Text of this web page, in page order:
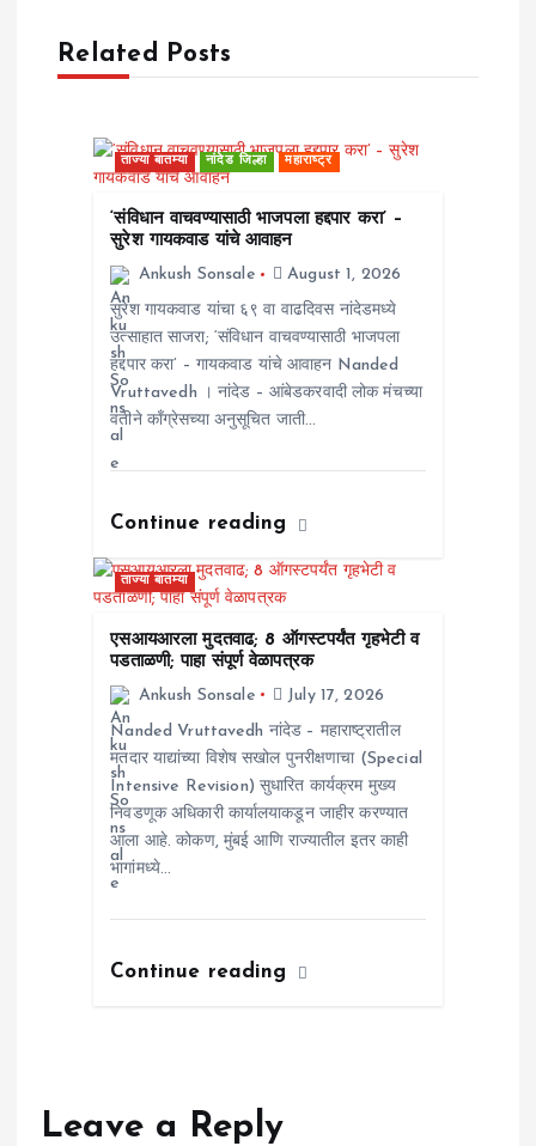
vRelated Posts
ताज्या बातम्या नांदेड जिल्हा महाराष्ट्र
‘संविधान वाचवण्यासाठी भाजपला हद्दपार करा’ –
सुरेश गायकवाड यांचे आवाहन
Ankush Sonsale
August 1, 2026
सुरेश गायकवाड यांचा ६९ वा वाढदिवस नांदेडमध्ये
उत्साहात साजरा; ‘संविधान वाचवण्यासाठी भाजपला
हद्दपार करा’ – गायकवाड यांचे आवाहन Nanded
Vruttavedh । ​नांदेड – आंबेडकरवादी लोक मंचच्या
वतीने काँग्रेसच्या अनुसूचित जाती…
Continue reading
ताज्या बातम्या
एसआयआरला मुदतवाढ; 8 ऑगस्टपर्यंत गृहभेटी व
पडताळणी; पाहा संपूर्ण वेळापत्रक
Ankush Sonsale
July 17, 2026
Nanded Vruttavedh ​नांदेड – महाराष्ट्रातील
मतदार याद्यांच्या विशेष सखोल पुनरीक्षणाचा (Special
Intensive Revision) सुधारित कार्यक्रम मुख्य
निवडणूक अधिकारी कार्यालयाकडून जाहीर करण्यात
आला आहे. कोकण, मुंबई आणि राज्यातील इतर काही
भागांमध्ये…
Continue reading
Leave a Reply